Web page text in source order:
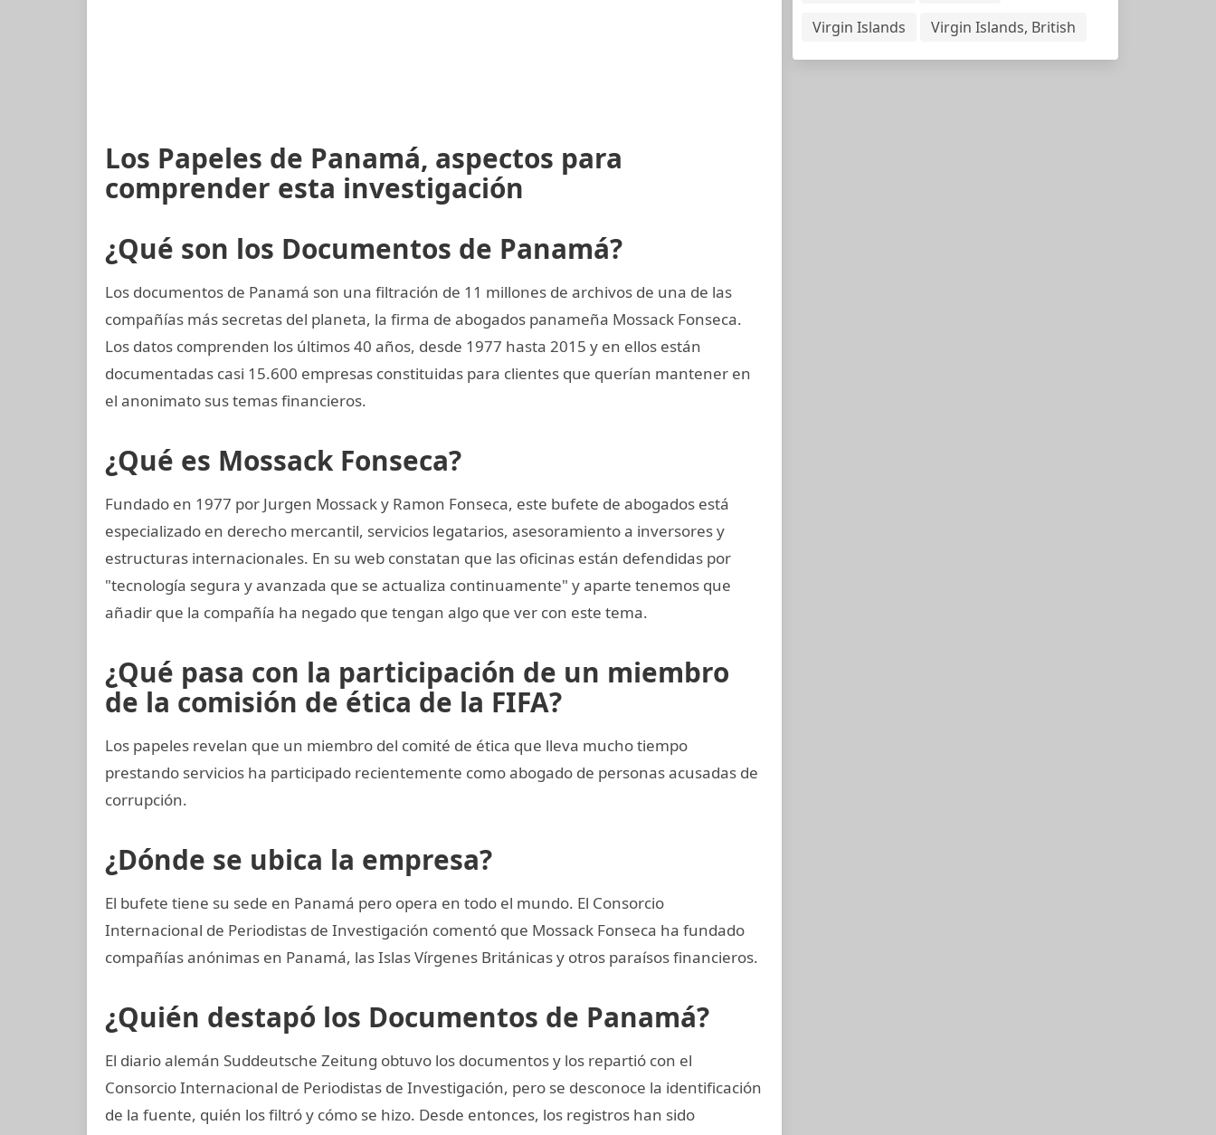
Los Papeles de Panamá, aspectos para
comprender esta investigación
¿Qué son los Documentos de Panamá?
Los documentos de Panamá son una filtración de 11 millones de archivos de una de las
compañías más secretas del planeta, la firma de abogados panameña Mossack Fonseca.
Los datos comprenden los últimos 40 años, desde 1977 hasta 2015 y en ellos están
documentadas casi 15.600 empresas constituidas para clientes que querían mantener en
el anonimato sus temas financieros.
¿Qué es Mossack Fonseca?
Fundado en 1977 por Jurgen Mossack y Ramon Fonseca, este bufete de abogados está
especializado en derecho mercantil, servicios legatarios, asesoramiento a inversores y
estructuras internacionales. En su web constatan que las oficinas están defendidas por
"tecnología segura y avanzada que se actualiza continuamente" y aparte tenemos que
añadir que la compañía ha negado que tengan algo que ver con este tema.
¿Qué pasa con la participación de un miembro
de la comisión de ética de la FIFA?
Los papeles revelan que un miembro del comité de ética que lleva mucho tiempo
prestando servicios ha participado recientemente como abogado de personas acusadas de
corrupción.
¿Dónde se ubica la empresa?
El bufete tiene su sede en Panamá pero opera en todo el mundo. El Consorcio
Internacional de Periodistas de Investigación comentó que Mossack Fonseca ha fundado
compañías anónimas en Panamá, las Islas Vírgenes Británicas y otros paraísos financieros.
¿Quién destapó los Documentos de Panamá?
El diario alemán Suddeutsche Zeitung obtuvo los documentos y los repartió con el
Consorcio Internacional de Periodistas de Investigación, pero se desconoce la identificación
de la fuente, quién los filtró y cómo se hizo. Desde entonces, los registros han sido
Virgin Islands
Virgin Islands, British